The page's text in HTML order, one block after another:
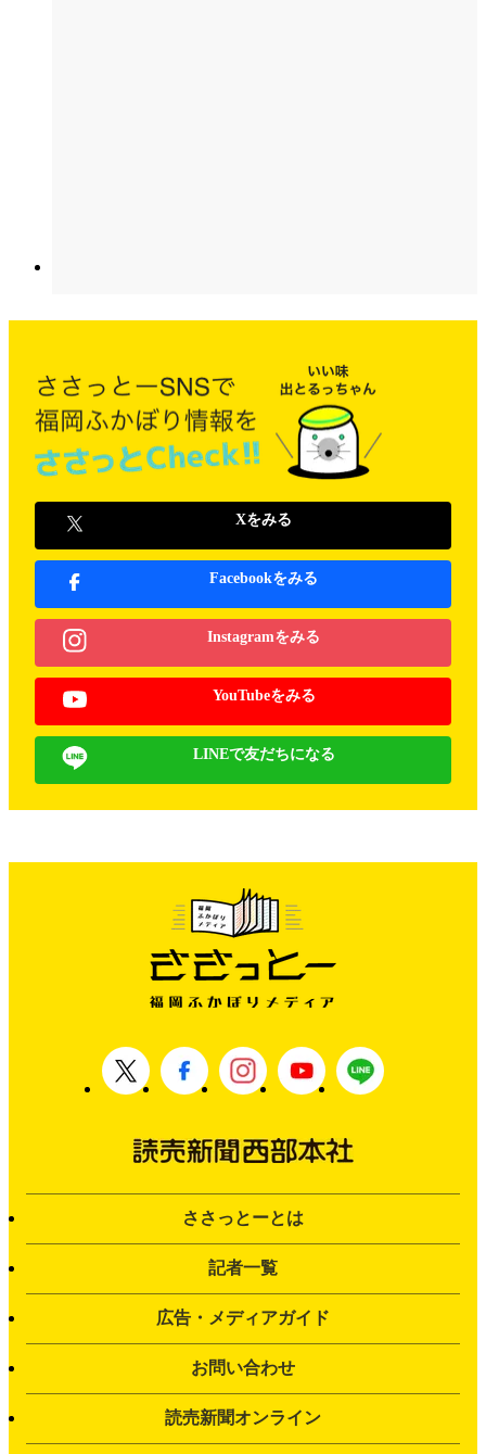
Xをみる
Facebookをみる
Instagramをみる
YouTubeをみる
LINEで友だちになる
ささっとーとは
記者一覧
広告・メディアガイド
お問い合わせ
読売新聞オンライン